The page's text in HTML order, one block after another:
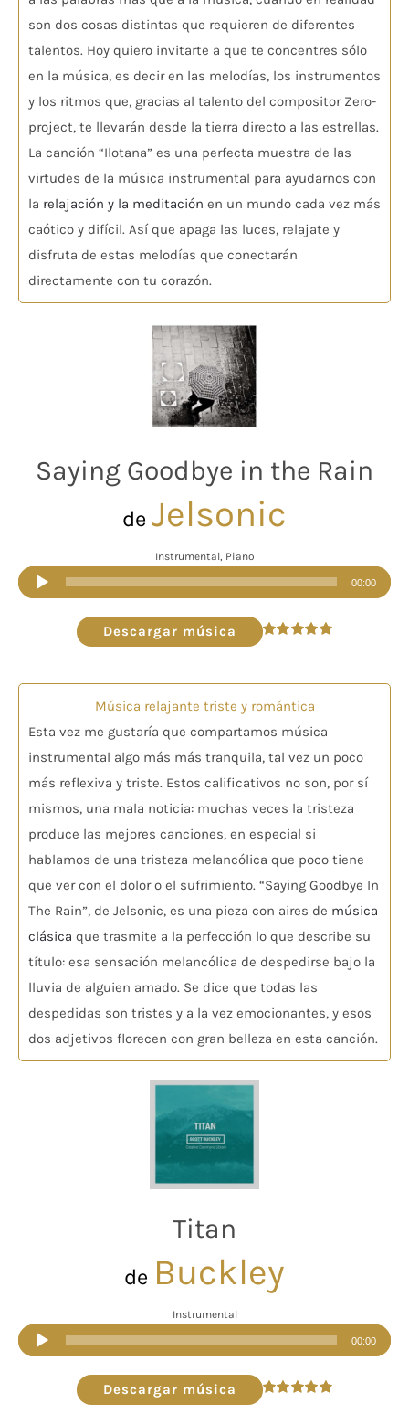
son dos cosas distintas que requieren de diferentes
talentos. Hoy quiero invitarte a que te concentres sólo
en la música, es decir en las melodías, los instrumentos
y los ritmos que, gracias al talento del compositor Zero-
project, te llevarán desde la tierra directo a las estrellas.
La canción “Ilotana” es una perfecta muestra de las
virtudes de la música instrumental para ayudarnos con
la relajación y la meditación en un mundo cada vez más
caótico y difícil. Así que apaga las luces, relajate y
disfruta de estas melodías que conectarán
directamente con tu corazón.
Saying Goodbye in the Rain
de Jelsonic
Instrumental, Piano
Reproductor
de
audio
00:00
Descargar música
Música relajante triste y romántica
Esta vez me gustaría que compartamos música
instrumental algo más más tranquila, tal vez un poco
más reflexiva y triste. Estos calificativos no son, por sí
mismos, una mala noticia: muchas veces la tristeza
produce las mejores canciones, en especial si
hablamos de una tristeza melancólica que poco tiene
que ver con el dolor o el sufrimiento. “Saying Goodbye In
The Rain”, de Jelsonic, es una pieza con aires de música
clásica que trasmite a la perfección lo que describe su
título: esa sensación melancólica de despedirse bajo la
lluvia de alguien amado. Se dice que todas las
despedidas son tristes y a la vez emocionantes, y esos
dos adjetivos florecen con gran belleza en esta canción.
Titan
de Buckley
Instrumental
Reproductor
de
audio
00:00
Descargar música